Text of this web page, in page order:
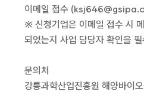
이메일 접수
※ 신청기업은 이메일 접수 시
되었는지 사업 담당자 확인을
문의처
강릉과학산업진흥원 해양바